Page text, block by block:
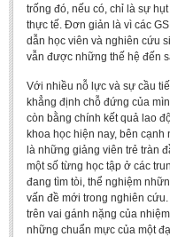
trống đó, nếu có, chỉ là sự
thực tế. Đơn giản là vì các
dẫn học viên và nghiên cứu
vẫn được những thế hệ đến
Với nhiều nỗ lực và sự cầu
khẳng định chỗ đứng của
còn bằng chính kết quả lao
khoa học hiện nay, bên
là những giảng viên trẻ tràn
một số từng học tập ở các
đang tìm tòi, thể nghiệm
vấn đề mới trong nghiên
trên vai gánh nặng của
những chuẩn mực của một